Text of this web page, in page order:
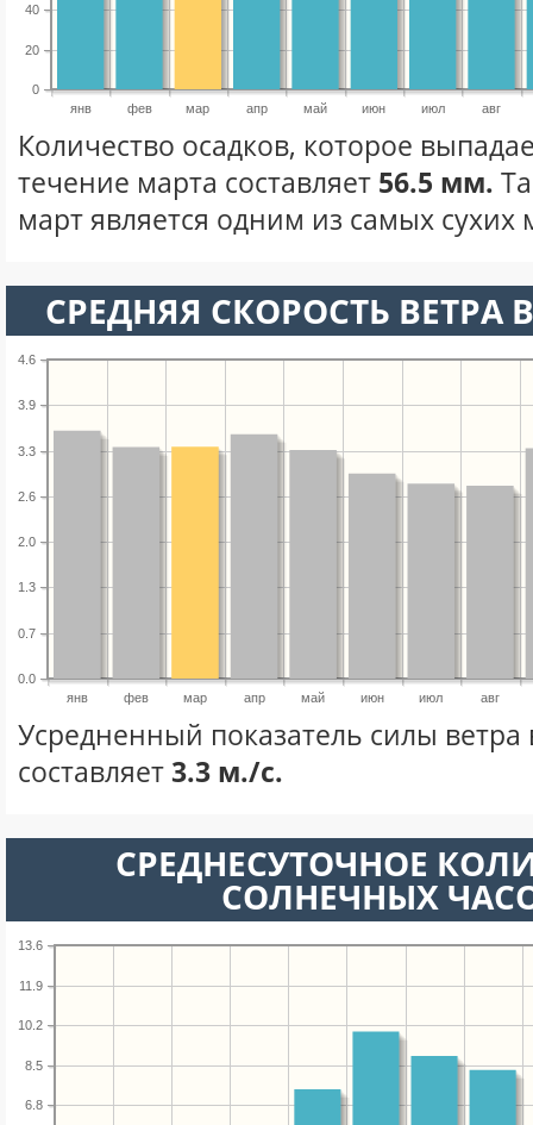
янв фев мар апр май июн июл авг
0
20
40
Количество осадков, которое
течение марта составляет 56.5 мм.
март является одним из самых сухих
СРЕДНЯЯ СКОРОСТЬ ВЕТРА
янв фев мар апр май июн июл авг
0.0
0.7
1.3
2.0
2.6
3.3
3.9
4.6
Усредненный показатель силы ветра
составляет3.3 м./с.
СРЕДНЕСУТОЧНОЕ
СОЛНЕЧНЫХ
6.8
8.5
10.2
11.9
13.6